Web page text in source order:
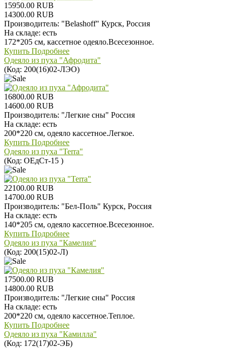
15950.00 RUB
14300.00 RUB
Производитель: "Belashoff" Курск, Россия
На складе: есть
172*205 см, кассетное одеяло.Всесезонное.
Купить Подробнее
Одеяло из пуха "Афродита"
(Код: 200(16)02-ЛЭО)
16800.00 RUB
14600.00 RUB
Производитель: "Легкие сны" Россия
На складе: есть
200*220 см, одеяло кассетное.Легкое.
Купить Подробнее
Одеяло из пуха "Terra"
(Код: ОЕдCт-15 )
22100.00 RUB
14700.00 RUB
Производитель: "Бел-Поль" Курск, Россия
На складе: есть
140*205 см, одеяло кассетное.Всесезонное.
Купить Подробнее
Одеяло из пуха "Камелия"
(Код: 200(15)02-Л)
17500.00 RUB
14800.00 RUB
Производитель: "Легкие сны" Россия
На складе: есть
200*220 см, одеяло кассетное.Теплое.
Купить Подробнее
Одеяло из пуха "Камилла"
(Код: 172(17)02-ЭБ)